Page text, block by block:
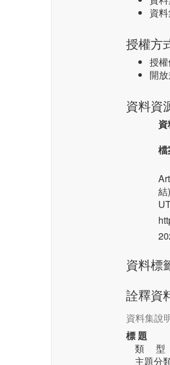
資
授權方
授
開
資料資
資料標
詮釋資
資料集說
標 題
類 型
主題分